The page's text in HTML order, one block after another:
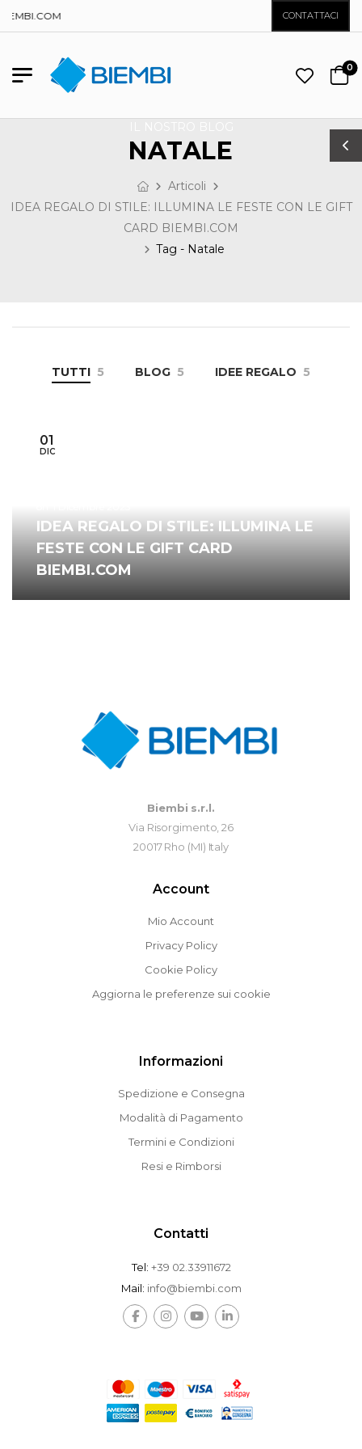
CONTATTACI
0
NATALE
Articoli
IDEA REGALO DI STILE: ILLUMINA LE FESTE CON LE GIFT
CARD BIEMBI.COM
Tag - Natale
TUTTI 5 BLOG 5 IDEE REGALO 5
01
DIC
IDEA REGALO DI STILE: ILLUMINA LE
FESTE CON LE GIFT CARD
BIEMBI.COM
Biembi s.r.l.
Via Risorgimento, 26
20017 Rho (MI) Italy
Account
Mio Account
Privacy Policy
Cookie Policy
Aggiorna le preferenze sui cookie
Informazioni
Spedizione e Consegna
Modalità di Pagamento
Termini e Condizioni
Resi e Rimborsi
Contatti
Tel: +39 02.33911672
Mail: info@biembi.com